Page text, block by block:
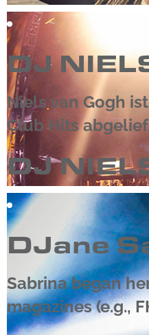
DJ
Niels van Gogh
Club Hits
DJ
DJane
Sabrina began
magazines (e.g.,